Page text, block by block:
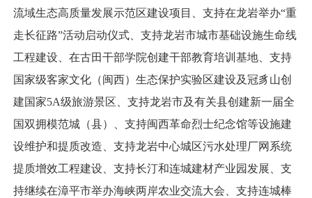
流域生态高质量发展示范区建设项目、支持在龙岩举办“重
走长征路”活动启动仪式、支持龙岩市城市基础设施生命线
工程建设、在古田干部学院创建干部教育培训基地、支持
国家级客家文化（闽西）生态保护实验区建设及冠豸山创
建国家5A级旅游景区、支持龙岩市及有关县创建新一届全
国双拥模范城（县）、支持闽西革命烈士纪念馆等设施建
设维护和提质改造、支持龙岩中心城区污水处理厂网系统
提质增效工程建设、支持长汀和连城建材产业园发展、支
持继续在漳平市举办海峡两岸农业交流大会、支持连城棒